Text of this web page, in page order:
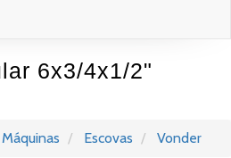
6x3/4x1/2"
Escovas Vonder